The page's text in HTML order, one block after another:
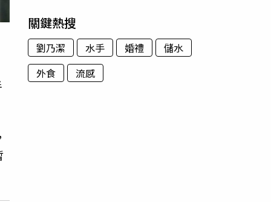
關鍵熱搜
劉乃潔 水手 婚禮
儲水
外食
流感